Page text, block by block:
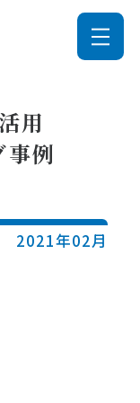
用
事例
2021年02月